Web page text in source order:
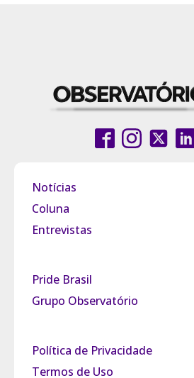
Notícias
Coluna
Entrevistas
Pride Brasil
Grupo Observatório
Política de Privacidade
Termos de Uso